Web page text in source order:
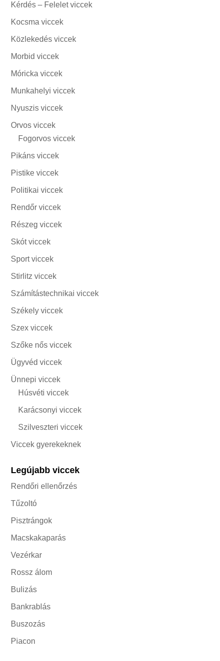
Kérdés – Felelet viccek
Kocsma viccek
Közlekedés viccek
Morbid viccek
Móricka viccek
Munkahelyi viccek
Nyuszis viccek
Orvos viccek
Fogorvos viccek
Pikáns viccek
Pistike viccek
Politikai viccek
Rendőr viccek
Részeg viccek
Skót viccek
Sport viccek
Stirlitz viccek
Számítástechnikai viccek
Székely viccek
Szex viccek
Szőke nős viccek
Ügyvéd viccek
Ünnepi viccek
Húsvéti viccek
Karácsonyi viccek
Szilveszteri viccek
Viccek gyerekeknek
Legújabb viccek
Rendőri ellenőrzés
Tűzoltó
Pisztrángok
Macskakaparás
Vezérkar
Rossz álom
Bulizás
Bankrablás
Buszozás
Piacon